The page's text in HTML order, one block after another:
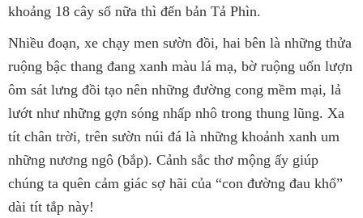
khoảng 18 cây số nữa thì đến bản Tả Phìn.
Nhiều đoạn, xe chạy men sườn đồi, hai bên là những thửa
ruộng bậc thang đang xanh màu lá mạ, bờ ruộng uốn lượn
ôm sát lưng đồi tạo nên những đường cong mềm mại, lả
lướt như những gợn sóng nhấp nhô trong thung lũng. Xa
tít chân trời, trên sườn núi đá là những khoảnh xanh um
những nương ngô (bắp). Cảnh sắc thơ mộng ấy giúp
chúng ta quên cảm giác sợ hãi của “con đường đau khổ”
dài tít tắp này!